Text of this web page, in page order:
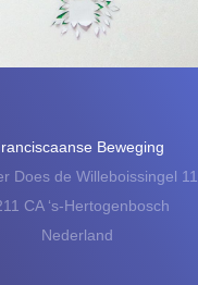
Beweging
Does de Willeboissingel 11
CA ‘s-Hertogenbosch
Nederland